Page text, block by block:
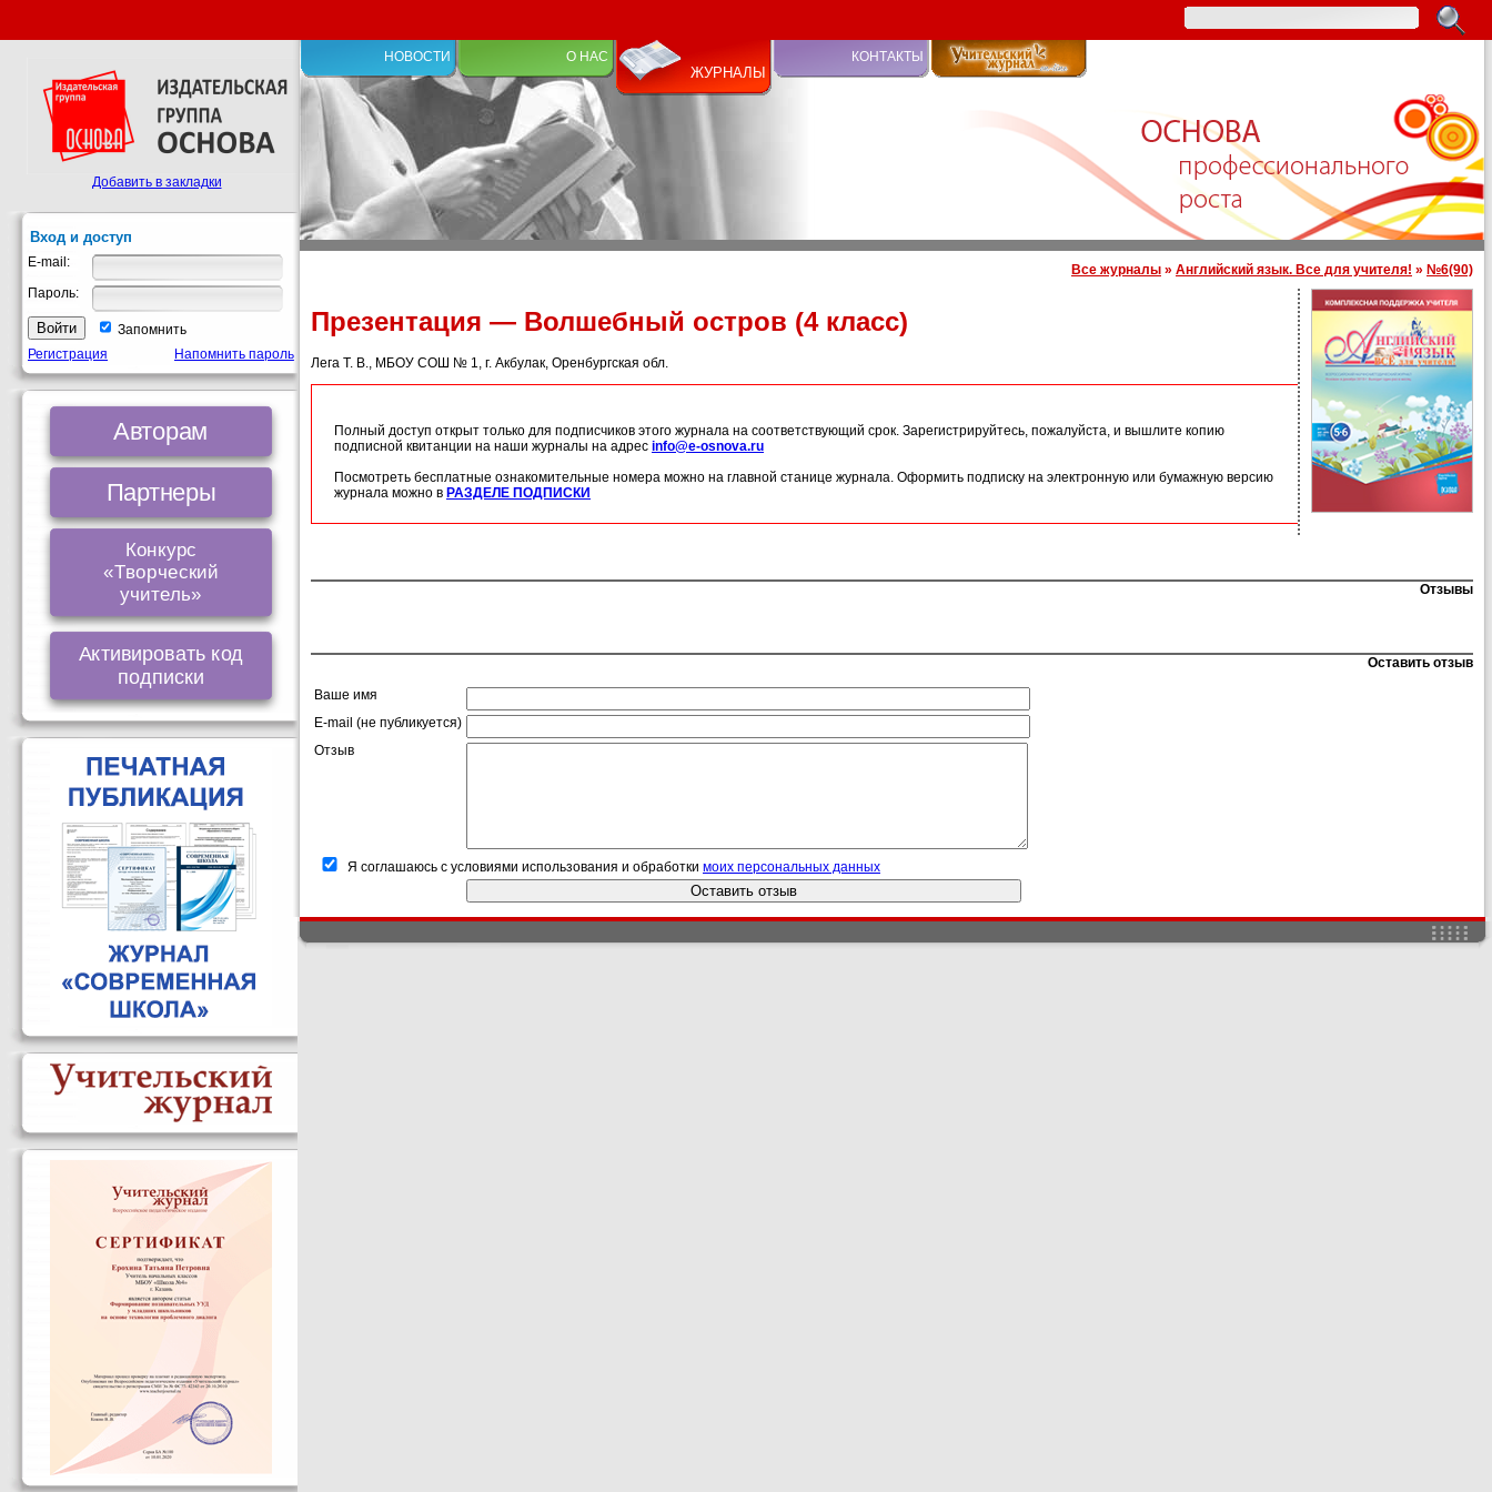
НОВОСТИ О НАС
ЖУРНАЛЫ
КОНТАКТЫ
Все журналы » Английский язык. Все для учителя! » №6(90)
Презентация — Волшебный остров (4 класс)
Лега Т. В., МБОУ СОШ № 1, г. Акбулак, Оренбургская обл.
Полный доступ открыт только для подписчиков этого журнала на соответствующий срок. Зарегистрируйтесь, пожалуйста, и вышлите копию
подписной квитанции на наши журналы на адрес info@e-osnova.ru
Посмотреть бесплатные ознакомительные номера можно на главной станице журнала. Оформить подписку на электронную или бумажную версию
журнала можно в РАЗДЕЛЕ ПОДПИСКИ
Отзывы
Оставить отзыв
Ваше имя
E-mail (не публикуется)
Отзыв
Я соглашаюсь с условиями использования и обработки моих персональных данных
Добавить в закладки
Вход и доступ
E-mail:
Пароль:
Запомнить
Регистрация
Напомнить пароль
Авторам
Партнеры
Конкурс
«Творческий
учитель»
Активировать код
подписки